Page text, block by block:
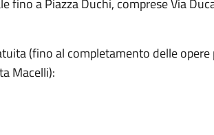
fino a Piazza Duchi, comprese Via
(fino al completamento delle opere
Macelli):